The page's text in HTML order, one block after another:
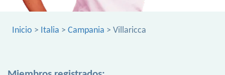
Inicio > Italia > Campania > Villaricca